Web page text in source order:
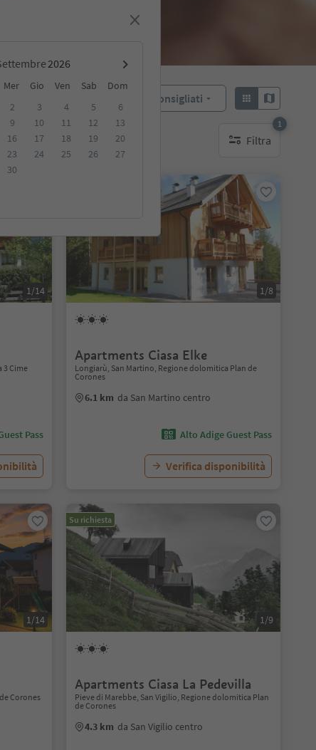
Mer Gio Ven Sab
Dom
2 3 4 5
6
9 10 11 12
13
16 17 18 19
20
23 24 25 26
27
30
Consigliati
Filtra
1
1 filtro attivo
1/14
3 Cime
Pass
1/8
Apartments Ciasa Elke
Longiarù, San Martino, Regione dolomitica Plan de
Corones
6.1 km da San Martino centro
Alto Adige Guest Pass
Verifica disponibilità
1/14
Corones
Su richiesta
1/9
Apartments Ciasa La Pedevilla
Pieve di Marebbe, San Vigilio, Regione dolomitica Plan
de Corones
4.3 km da San Vigilio centro